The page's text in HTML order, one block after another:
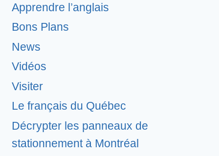
Apprendre l’anglais
Bons Plans
News
Vidéos
Visiter
Le français du Québec
Décrypter les panneaux de
stationnement à Montréal